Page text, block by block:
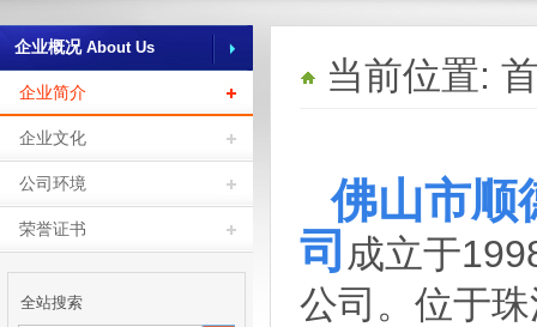
企业概况About Us
企业简介
企业文化
公司环境
荣誉证书
全站搜索
当前位置:
佛山市顺
司 成立于
公司。位于